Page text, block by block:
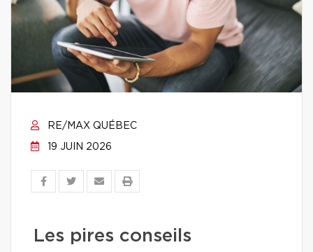
RE/MAX QUÉBEC
19 JUIN 2026
Les pires conseils